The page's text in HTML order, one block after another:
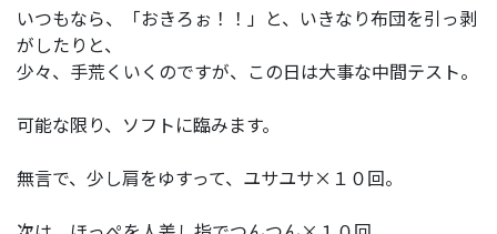
いつもなら、「おきろぉ！！」と、いきなり布団を引っ剥
がしたりと、
少々、手荒くいくのですが、この日は大事な中間テスト。
可能な限り、ソフトに臨みます。
無言で、少し肩をゆすって、ユサユサ×１０回。